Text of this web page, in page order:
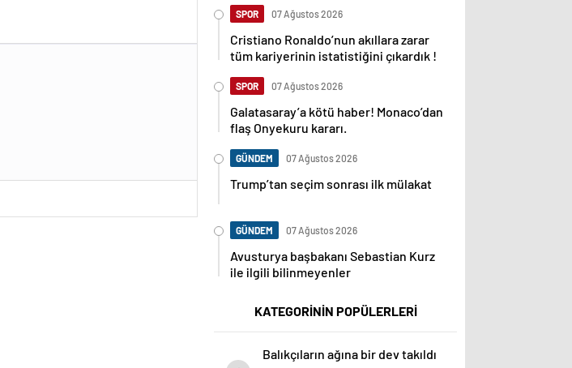
SPOR 07 Ağustos 2026
Cristiano Ronaldo’nun akıllara zarar
tüm kariyerinin istatistiğini çıkardık !
SPOR 07 Ağustos 2026
Galatasaray’a kötü haber! Monaco’dan
flaş Onyekuru kararı.
GÜNDEM 07 Ağustos 2026
Trump’tan seçim sonrası ilk mülakat
GÜNDEM 07 Ağustos 2026
Avusturya başbakanı Sebastian Kurz
ile ilgili bilinmeyenler
KATEGORİNİN POPÜLERLERİ
Balıkçıların ağına bir dev takıldı